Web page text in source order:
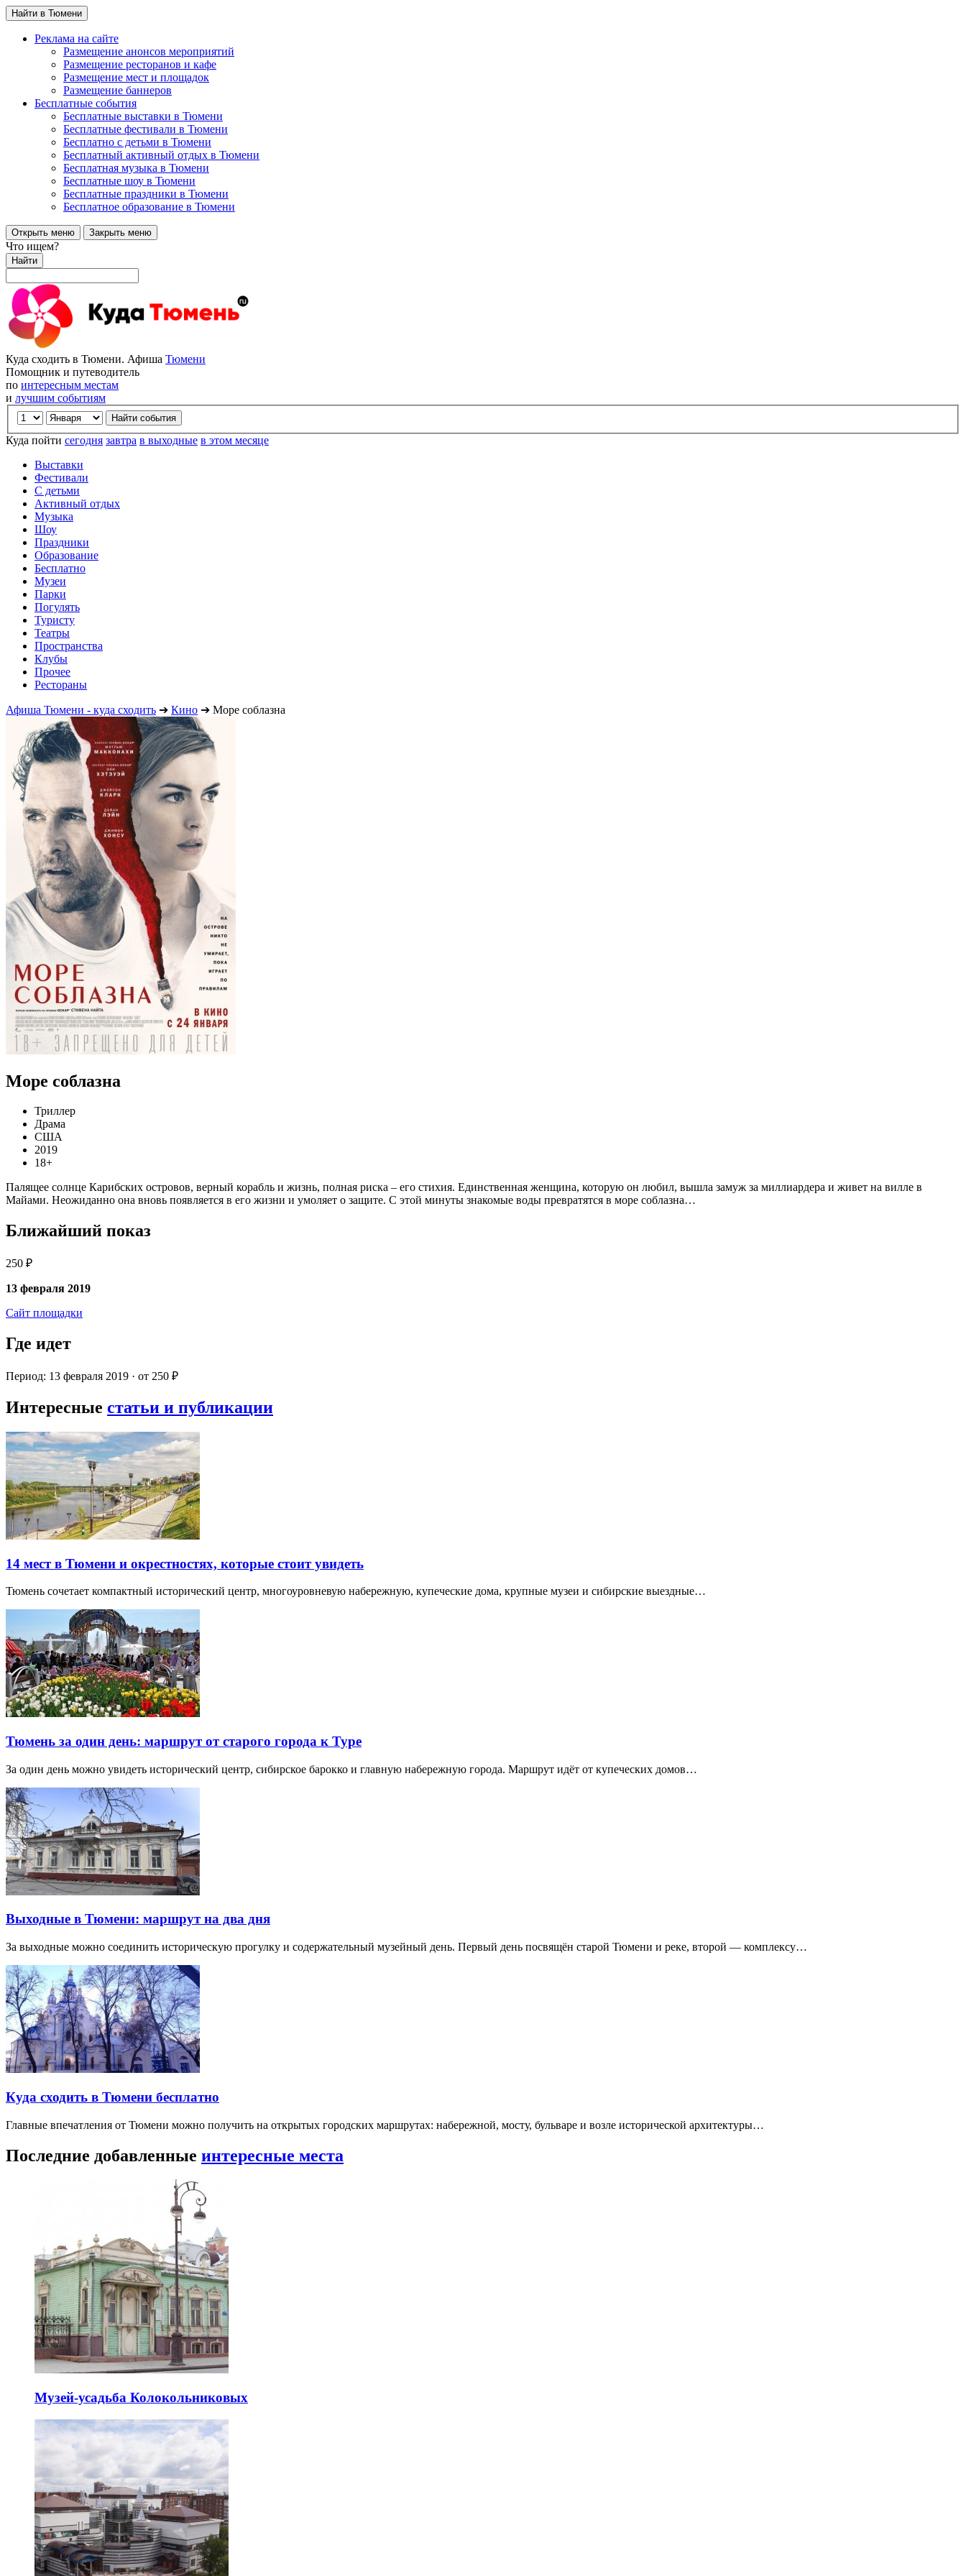
Найти в Тюмени
Реклама на сайте
Размещение анонсов мероприятий
Размещение ресторанов и кафе
Размещение мест и площадок
Размещение баннеров
Бесплатные события
Бесплатные выставки в Тюмени
Бесплатные фестивали в Тюмени
Бесплатно с детьми в Тюмени
Бесплатный активный отдых в Тюмени
Бесплатная музыка в Тюмени
Бесплатные шоу в Тюмени
Бесплатные праздники в Тюмени
Бесплатное образование в Тюмени
Открыть меню Закрыть меню
Что ищем?
Найти
Куда сходить в Тюмени. Афиша Тюмени
Помощник и путеводитель
по интересным местам
и лучшим событиям
Куда пойти сегодня завтра в выходные в этом месяце
Выставки
Фестивали
С детьми
Активный отдых
Музыка
Шоу
Праздники
Образование
Бесплатно
Музеи
Парки
Погулять
Туристу
Театры
Пространства
Клубы
Прочее
Рестораны
Афиша Тюмени - куда сходить ➔ Кино ➔ Море соблазна
Море соблазна
Триллер
Драма
США
2019
18+
Палящее солнце Карибских островов, верный корабль и жизнь, полная риска – его стихия. Единственная женщина, которую он любил, вышла замуж за миллиардера и живет на вилле в
Майами. Неожиданно она вновь появляется в его жизни и умоляет о защите. С этой минуты знакомые воды превратятся в море соблазна…
Ближайший показ
250 ₽
13 февраля 2019
Сайт площадки
Где идет
Период: 13 февраля 2019 · от 250 ₽
Интересные статьи и публикации
14 мест в Тюмени и окрестностях, которые стоит увидеть
Тюмень сочетает компактный исторический центр, многоуровневую набережную, купеческие дома, крупные музеи и сибирские выездные…
Тюмень за один день: маршрут от старого города к Туре
За один день можно увидеть исторический центр, сибирское барокко и главную набережную города. Маршрут идёт от купеческих домов…
Выходные в Тюмени: маршрут на два дня
За выходные можно соединить историческую прогулку и содержательный музейный день. Первый день посвящён старой Тюмени и реке, второй — комплексу…
Куда сходить в Тюмени бесплатно
Главные впечатления от Тюмени можно получить на открытых городских маршрутах: набережной, мосту, бульваре и возле исторической архитектуры…
Последние добавленные интересные места
Музей-усадьба Колокольниковых